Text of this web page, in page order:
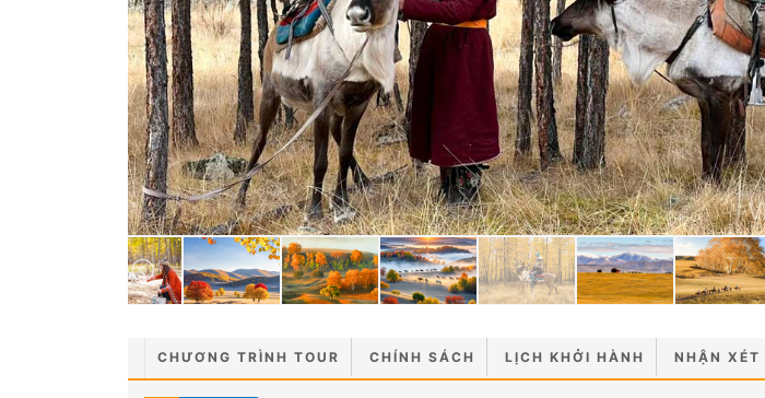
CHƯƠNG TRÌNH TOUR CHÍNH SÁCH LỊCH KHỞI HÀNH NHẬN XÉT